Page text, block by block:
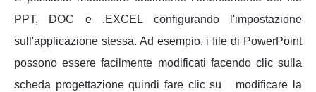
PPT, DOC e .EXCEL configurando l'impostazione
sull'applicazione stessa. Ad esempio, i file di PowerPoint
possono essere facilmente modificati facendo clic sulla
scheda progettazione quindi fare clic su modificare la